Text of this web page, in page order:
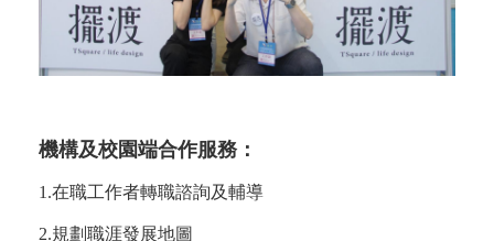
機構及校園端合作服務：
1.在職工作者轉職諮詢及輔導
2.規劃職涯發展地圖